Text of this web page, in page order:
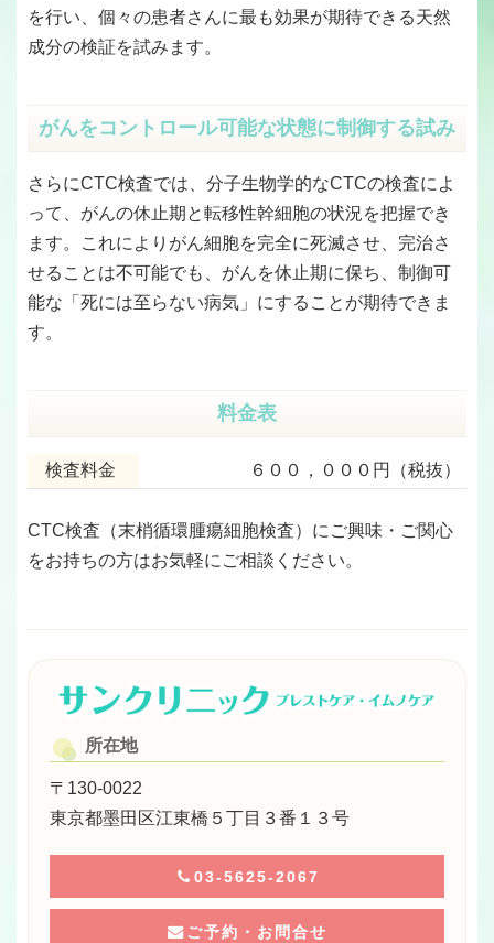
を行い、個々の患者さんに最も効果が期待できる天然
成分の検証を試みます。
がんをコントロール可能な状態に制御する試み
さらにCTC検査では、分子生物学的なCTCの検査によ
って、がんの休止期と転移性幹細胞の状況を把握でき
ます。これによりがん細胞を完全に死滅させ、完治さ
せることは不可能でも、がんを休止期に保ち、制御可
能な「死には至らない病気」にすることが期待できま
す。
料金表
検査料金 ６００，０００円（税抜）
CTC検査（末梢循環腫瘍細胞検査）にご興味・ご関心
をお持ちの方はお気軽にご相談ください。
所在地
〒130-0022
東京都墨田区江東橋５丁目３番１３号
03-5625-2067
ご予約・お問合せ